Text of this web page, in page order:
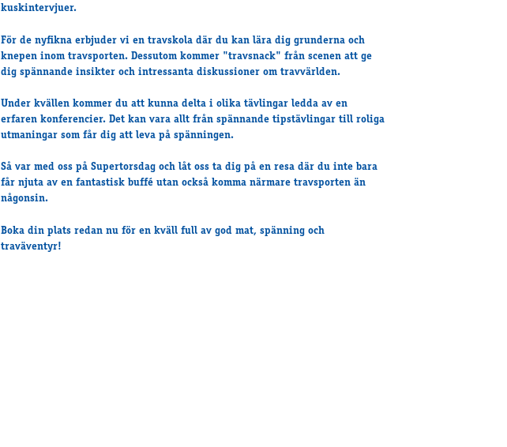
kuskintervjuer.
För de nyfikna erbjuder vi en travskola där du kan lära dig grunderna och
knepen inom travsporten. Dessutom kommer "travsnack" från scenen att ge
dig spännande insikter och intressanta diskussioner om travvärlden.
Under kvällen kommer du att kunna delta i olika tävlingar ledda av en
erfaren konferencier. Det kan vara allt från spännande tipstävlingar till roliga
utmaningar som får dig att leva på spänningen.
Så var med oss på Supertorsdag och låt oss ta dig på en resa där du inte bara
får njuta av en fantastisk buffé utan också komma närmare travsporten än
någonsin.
Boka din plats redan nu för en kväll full av god mat, spänning och
traväventyr!